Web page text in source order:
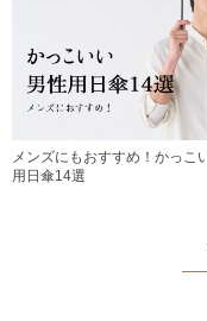
メンズにもおすすめ！かっこ
用日傘14選